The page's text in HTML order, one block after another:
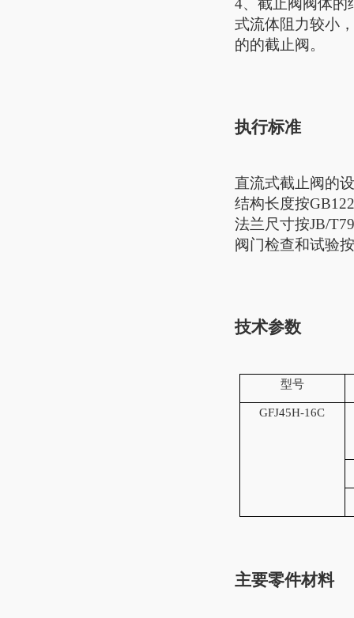
4、截止阀阀体的
式流体阻力较小
的的截止阀。
执行标准
直流式截止阀的
结构长度按
法兰尺寸按JB/
阀门检查和试验按
技术参数
型号
GFJ45H-16C
主要零件材料